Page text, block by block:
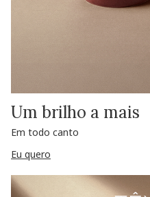
Um brilho a mais
Em todo canto
Eu quero